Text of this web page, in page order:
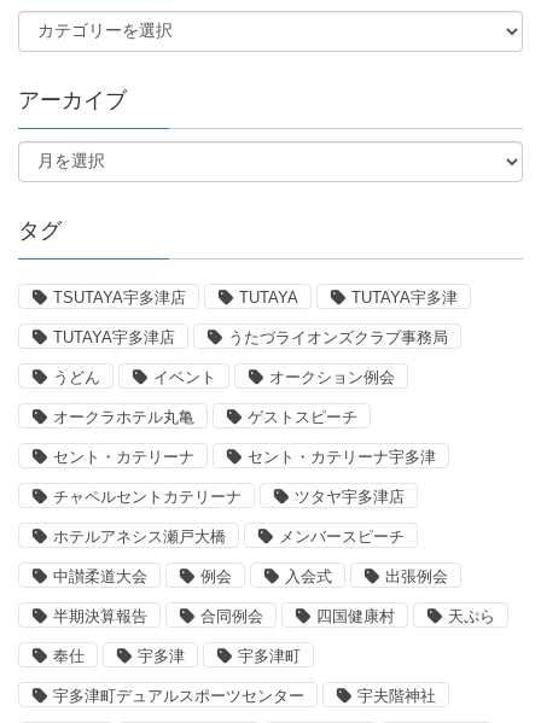
アーカイブ
タグ
TSUTAYA宇多津店 TUTAYA TUTAYA宇多津
TUTAYA宇多津店 うたづライオンズクラブ事務局
うどん イベント オークション例会
オークラホテル丸亀 ゲストスピーチ
セント・カテリーナ セント・カテリーナ宇多津
チャペルセントカテリーナ ツタヤ宇多津店
ホテルアネシス瀬戸大橋 メンバースピーチ
中讃柔道大会 例会 入会式 出張例会
半期決算報告 合同例会 四国健康村 天ぷら
奉仕 宇多津 宇多津町
宇多津町デュアルスポーツセンター 宇夫階神社